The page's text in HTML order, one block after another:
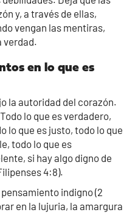
y, a través de ellas,
vengan las mentiras,
verdad.
en lo que es
la autoridad del corazón.
lo que es verdadero,
lo que es justo, todo lo que
todo lo que es
si hay algo digno de
4:8).
indigno (2
en la lujuria, la amargura